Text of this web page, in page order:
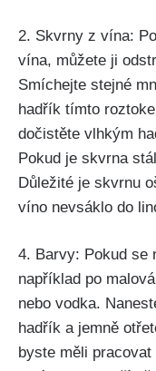
2. Skvrny z ​vína:
vína, můžete ji
Smíchejte stejné
hadřík tímto
dočistěte vlhkým
Pokud je skvrna
Důležité je skvrnu
víno nevsáklo‌ do
4. Barvy: Pokud ​se
například​ po
nebo vodka.
hadřík a jemně
byste měli